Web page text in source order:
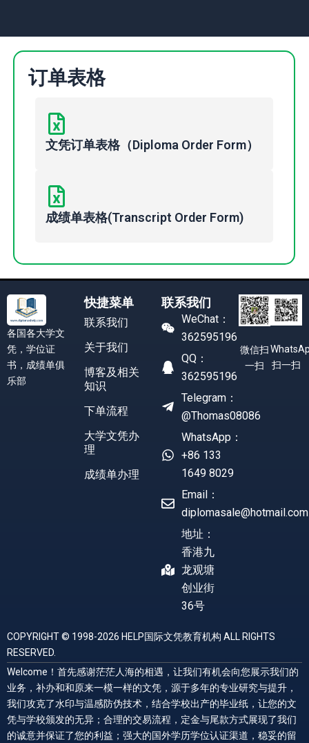
订单表格
文凭订单表格（Diploma Order Form）
成绩单表格(Transcript Order Form)
各国各大学文
凭，学位证
书，成绩单俱
乐部
快捷菜单
联系我们
关于我们
博客及相关
知识
下单流程
大学文凭办
理
成绩单办理
联系我们
WeChat：
362595196
QQ：
362595196
Telegram：
@Thomas08086
WhatsApp：
+86 133
1649 8029
Email：
diplomasale@hotmail.com
地址：
香港九
龙观塘
创业街
36号
微信扫
一扫
扫一扫
COPYRIGHT © 1998-2026 HELP国际文凭教育机构 ALL RIGHTS
RESERVED.
Welcome！首先感谢茫茫人海的相遇，让我们有机会向您展示我们的
业务，补办和和原来一模一样的文凭，源于多年的专业研究与提升，
我们攻克了水印与温感防伪技术，结合学校出产的毕业纸，让您的文
凭与学校颁发的无异；合理的交易流程，定金与尾款方式展现了我们
的诚意并保证了您的利益；强大的国外学历学位认证渠道，稳妥的留